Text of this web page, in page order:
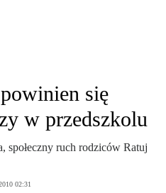
się
w przedszkolu
społeczny ruch rodziców Ratuj
02:31